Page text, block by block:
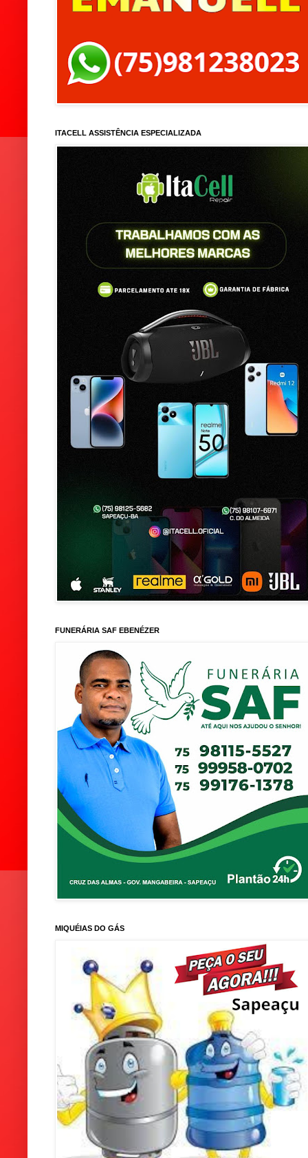
ITACELL ASSISTÊNCIA ESPECIALIZADA
FUNERÁRIA SAF EBENÉZER
MIQUÉIAS DO GÁS